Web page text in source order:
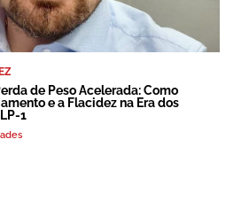
de Peso Acelerada: Como
e a Flacidez na Era dos
1